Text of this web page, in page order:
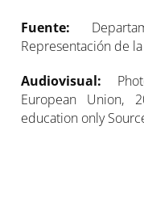
Fuente:
Representación de
Audiovisual:
European Union,
education only